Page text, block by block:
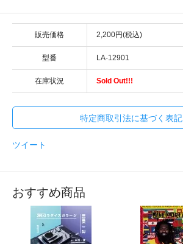
販売価格 2,200円(税込)
型番 LA-12901
在庫状況 Sold Out!!!
特定商取引法に基づく表記
ツイート
おすすめ商品